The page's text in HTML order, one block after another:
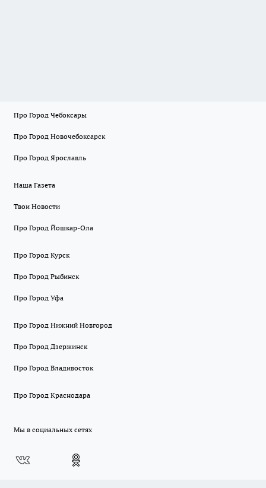
Про Город Чебоксары
Про Город Новочебоксарск
Про Город Ярославль
Наша Газета
Твои Новости
Про Город Йошкар-Ола
Про Город Курск
Про Город Рыбинск
Про Город Уфа
Про Город Нижний Новгород
Про Город Дзержинск
Про Город Владивосток
Про Город Краснодара
Мы в социальных сетях